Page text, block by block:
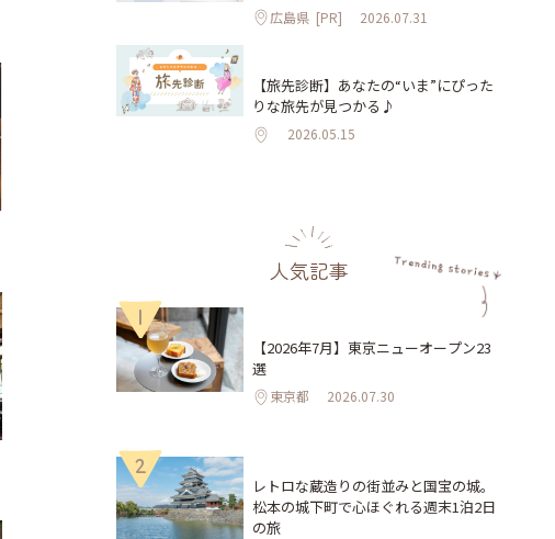
広島県 [PR] 2026.07.31
【旅先診断】あなたの“いま”にぴった
りな旅先が見つかる♪
2026.05.15
人気記事
1
【2026年7月】東京ニューオープン23
選
東京都 2026.07.30
2
レトロな蔵造りの街並みと国宝の城。
松本の城下町で心ほぐれる週末1泊2日
の旅